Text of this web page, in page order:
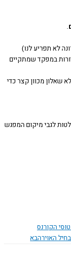
הדורות במפקד שמתקיים
מכוון קצר כדי
מיקום המפגש
הבא